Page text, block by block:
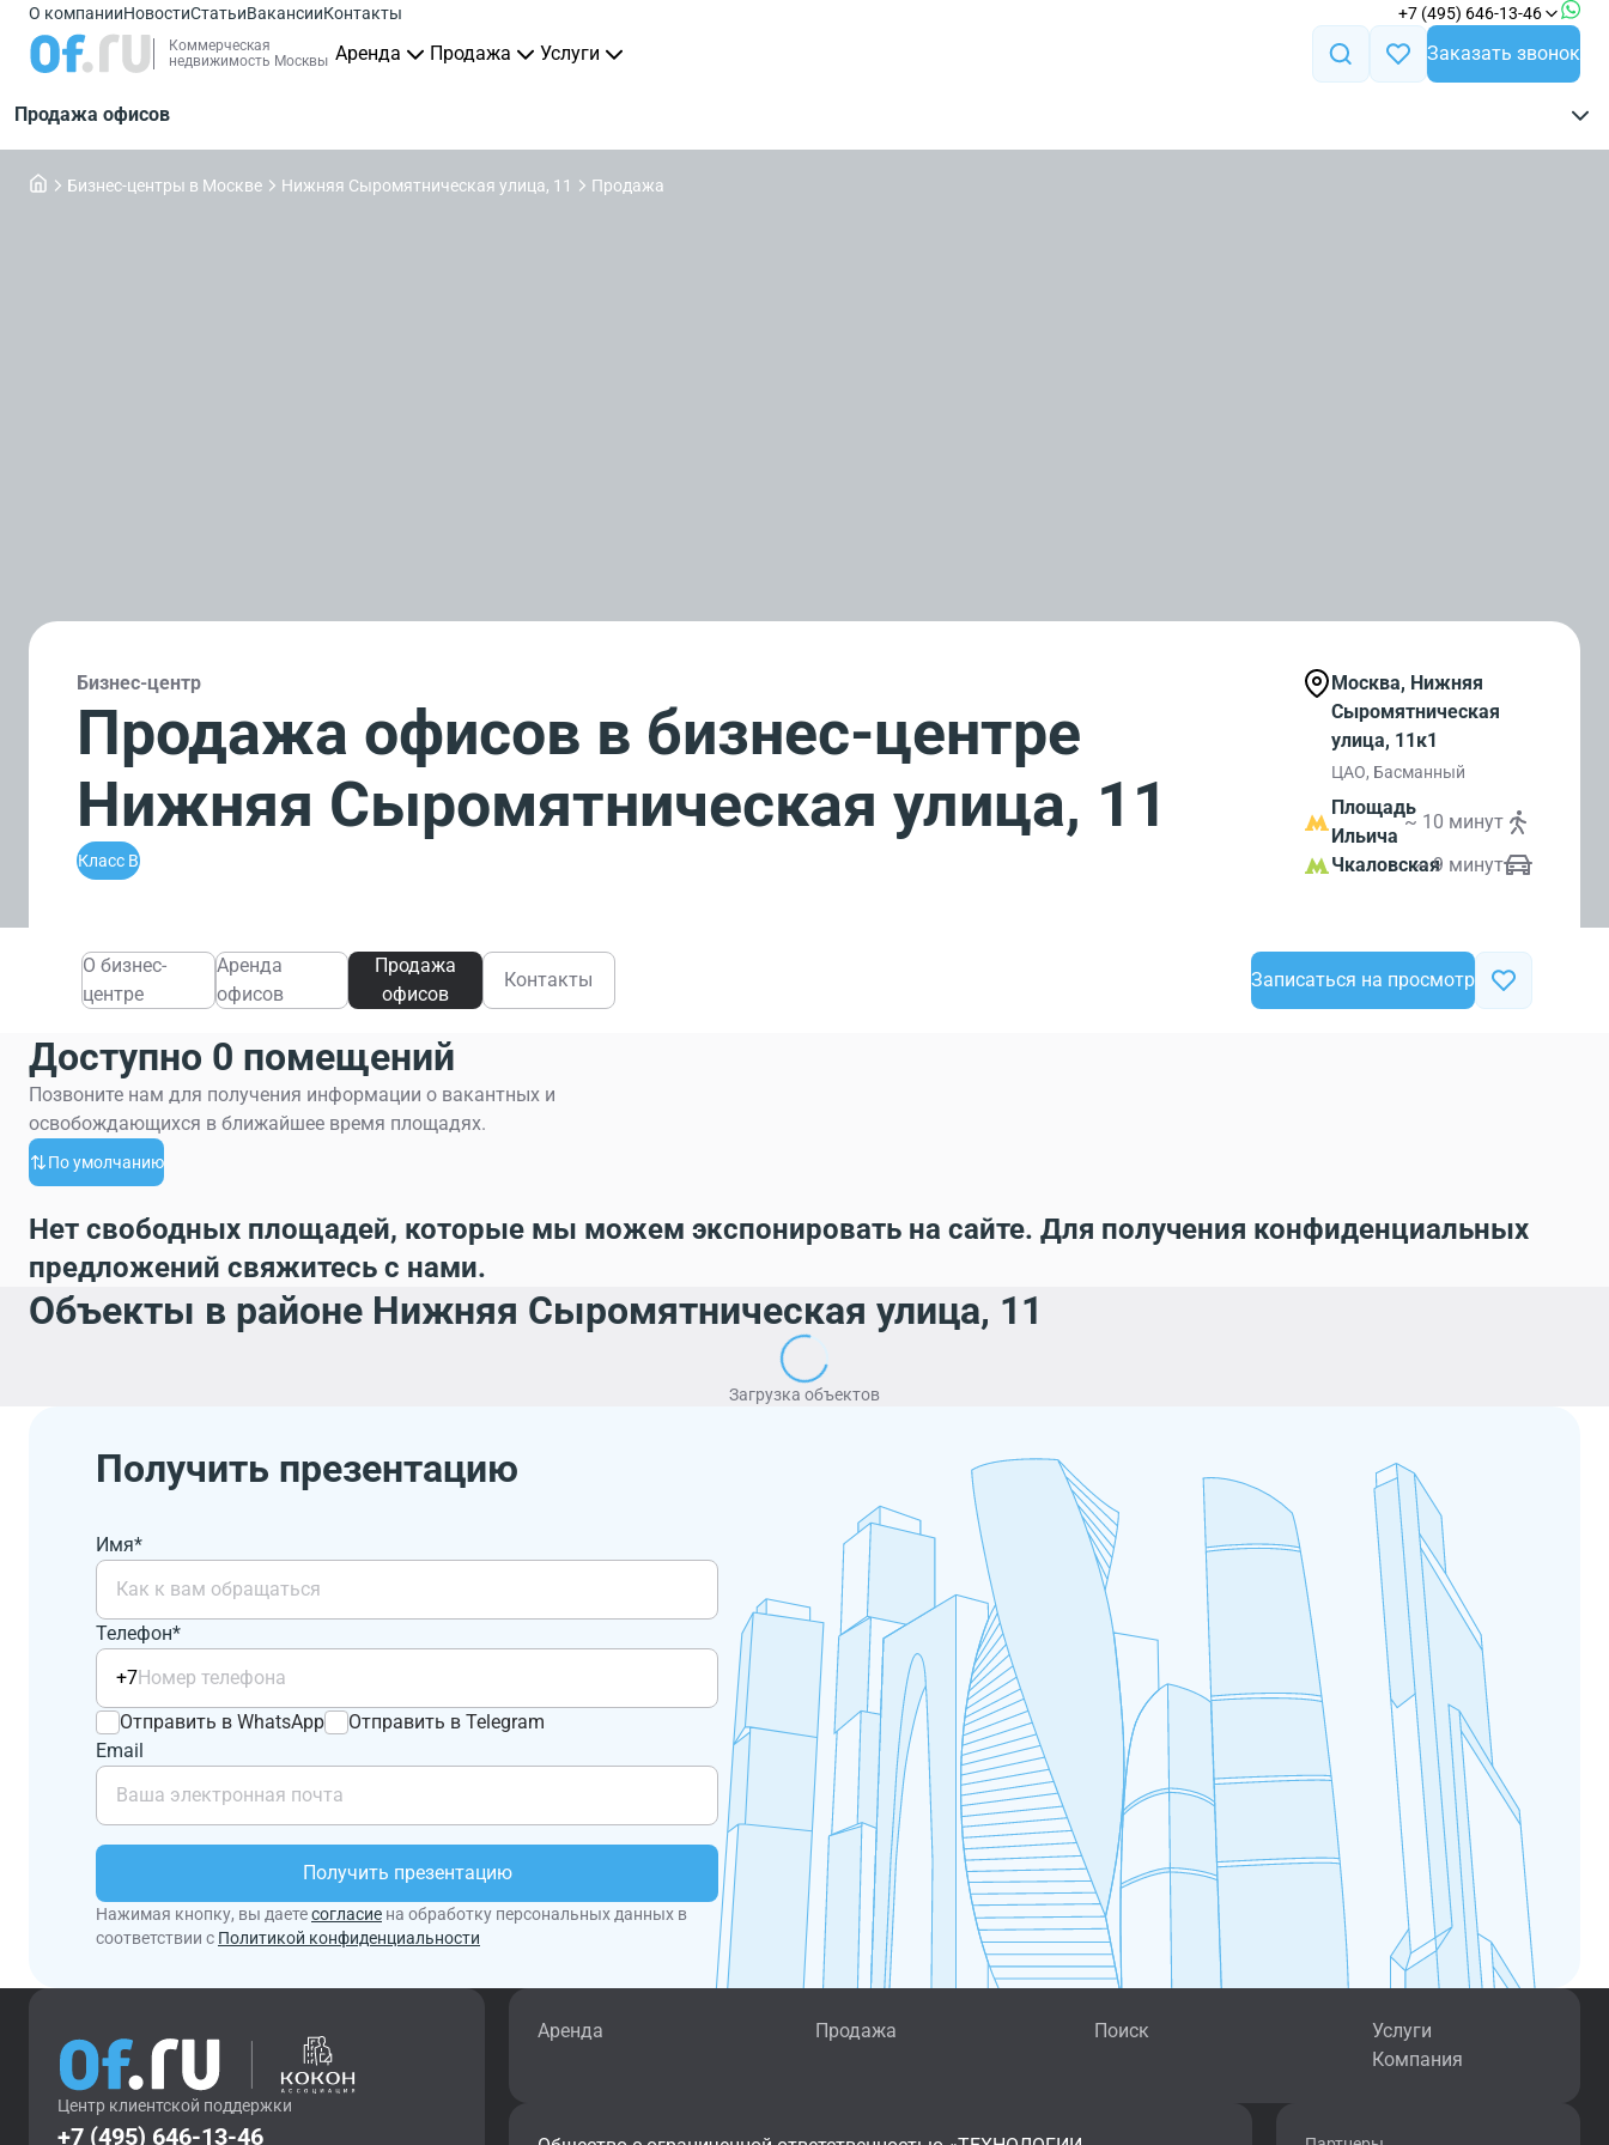
О компанииНовостиСтатьиВакансииКонтакты +7 (495) 646-13-46
Коммерческая
недвижимость Москвы Аренда Продажа Услуги Заказать звонок
Продажа офисов
Бизнес-центры в Москве Нижняя Сыромятническая улица, 11 Продажа
Бизнес-центр
Продажа офисов в бизнес-центре
Нижняя Сыромятническая улица, 11
Класс B
Москва, Нижняя
Сыромятническая
улица, 11к1
ЦАО, Басманный
Площадь
Ильича
~ 10 минут
Чкаловская~ 9 минут
О бизнес-
центре
Аренда
офисов
Продажа
офисов
Контакты Записаться на просмотр
Доступно 0 помещений
Позвоните нам для получения информации о вакантных и
освобождающихся в ближайшее время площадях.
По умолчанию
Нет свободных площадей, которые мы можем экспонировать на сайте. Для получения конфиденциальных
предложений свяжитесь с нами.
Объекты в районе Нижняя Сыромятническая улица, 11
Загрузка объектов
Получить презентацию
Имя*
Телефон*
+7
Отправить в WhatsApp
Отправить в Telegram
Email
Получить презентацию
Нажимая кнопку, вы даетесогласие на обработку персональных данных в
соответствии с Политикой конфиденциальности
Центр клиентской поддержки
+7 (495) 646-13-46
Аренда Продажа Поиск
Услуги
Компания